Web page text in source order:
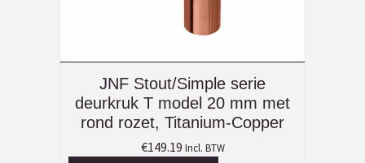
JNF Stout/Simple serie
deurkruk T model 20 mm met
rond rozet, Titanium-Copper
€149.19 Incl. BTW